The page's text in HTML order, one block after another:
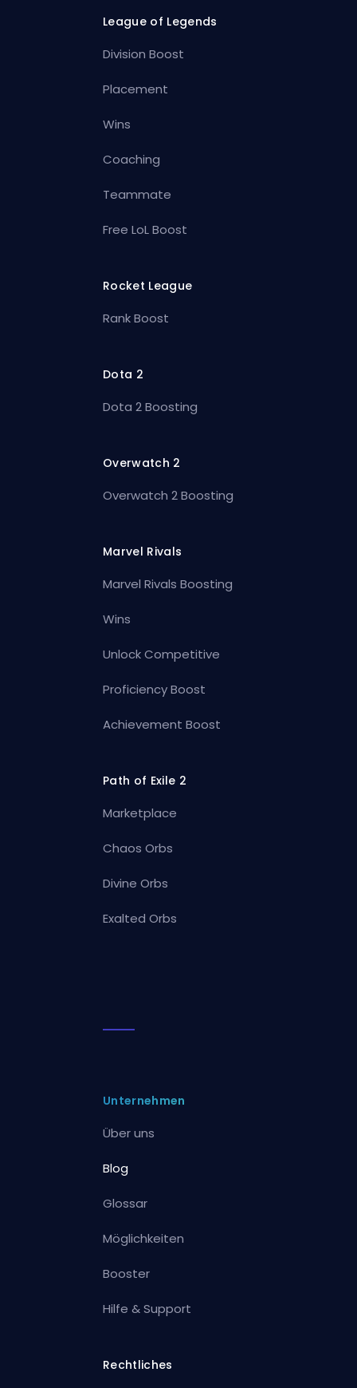
League of Legends
Division Boost
Placement
Wins
Coaching
Teammate
Free LoL Boost
Rocket League
Rank Boost
Dota 2
Dota 2 Boosting
Overwatch 2
Overwatch 2 Boosting
Marvel Rivals
Marvel Rivals Boosting
Wins
Unlock Competitive
Proficiency Boost
Achievement Boost
Path of Exile 2
Marketplace
Chaos Orbs
Divine Orbs
Exalted Orbs
Unternehmen
Über uns
Blog
Glossar
Möglichkeiten
Booster
Hilfe & Support
Rechtliches